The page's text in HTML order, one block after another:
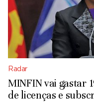
Radar
MINFIN vai gastar
de licenças e